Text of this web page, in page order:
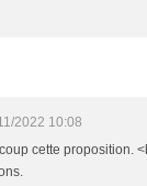
2022 10:08
cette proposition.